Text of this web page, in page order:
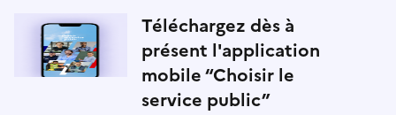
Téléchargez dès à
présent l'application
mobile “Choisir le
service public”